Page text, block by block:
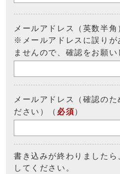
メールアドレス（英数半角
※メールアドレスに誤りが
ませんので、確認をお願い
メールアドレス（確認のた
ださい）（ 必須）
書き込みが終わりました
してください。